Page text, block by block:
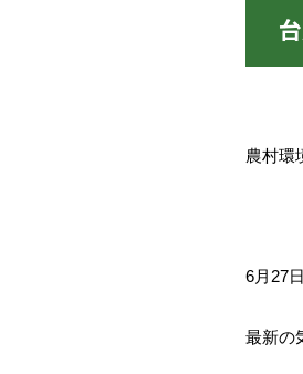
農村環
6月27
最新の